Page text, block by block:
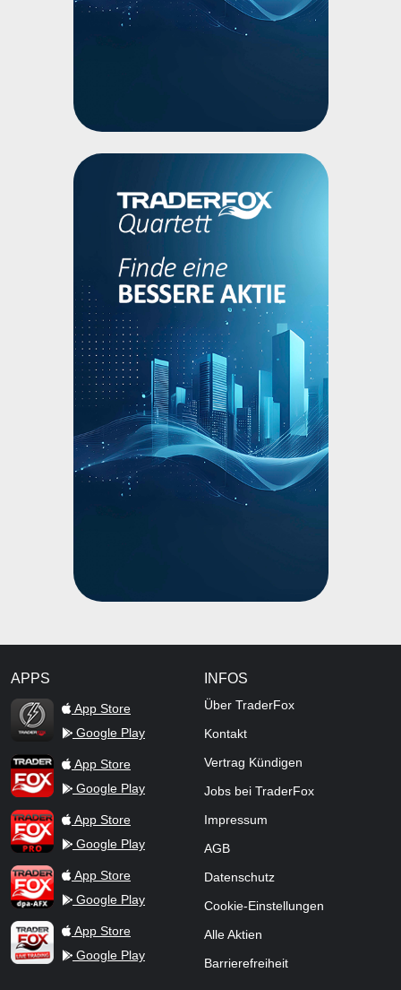
APPS
TraderFox Flash
App Store
Google Play
TraderFox AppApp Store
Google Play
TraderFox ProApp Store
Google Play
TraderFox dpa-AFX ProFeed
App Store
Google Play
TraderFox Live Trading
App Store
Google Play
INFOS
Über TraderFox
Kontakt
Vertrag Kündigen
Jobs bei TraderFox
Impressum
AGB
Datenschutz
Cookie-Einstellungen
Alle Aktien
Barrierefreiheit